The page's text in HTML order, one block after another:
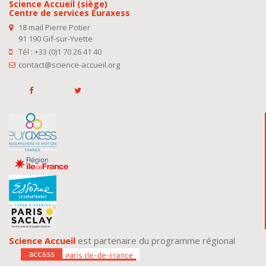
Science Accueil (siège)
Centre de services Euraxess
18 mail Pierre Potier
91 190 Gif-sur-Yvette
Tél : +33 (0)1 70 26 41 40
contact@science-accueil.org
Science Accueil est partenaire du programme régional